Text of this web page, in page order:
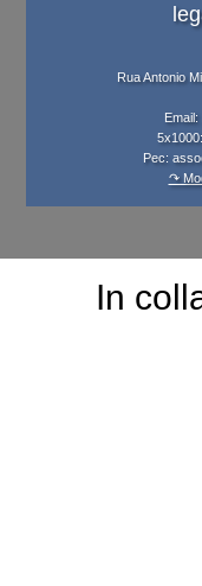
Rua Antonio
Pec:
↷
In